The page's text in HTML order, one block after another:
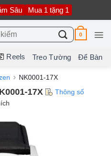
Sâu Mua 1 tặng 1
0
Reels Treo Tường Để Bàn
NK0001-17X
17X
Thông số